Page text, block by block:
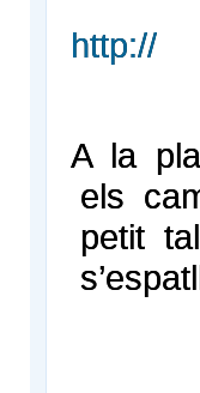
http://
A la
els
petit